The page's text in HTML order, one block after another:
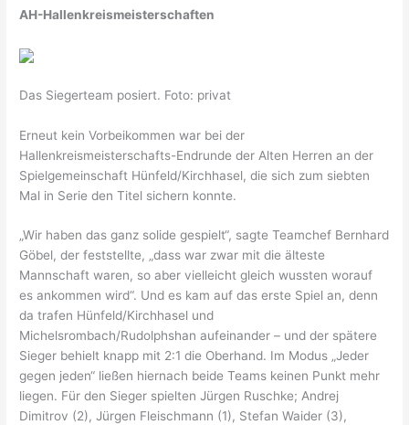
AH-Hallenkreismeisterschaften
Das Siegerteam posiert. Foto: privat
Erneut kein Vorbeikommen war bei der
Hallenkreismeisterschafts-Endrunde der Alten Herren an der
Spielgemeinschaft Hünfeld/Kirchhasel, die sich zum siebten
Mal in Serie den Titel sichern konnte.
„Wir haben das ganz solide gespielt“, sagte Teamchef Bernhard
Göbel, der feststellte, „dass war zwar mit die älteste
Mannschaft waren, so aber vielleicht gleich wussten worauf
es ankommen wird“. Und es kam auf das erste Spiel an, denn
da trafen Hünfeld/Kirchhasel und
Michelsrombach/Rudolphshan aufeinander – und der spätere
Sieger behielt knapp mit 2:1 die Oberhand. Im Modus „Jeder
gegen jeden“ ließen hiernach beide Teams keinen Punkt mehr
liegen. Für den Sieger spielten Jürgen Ruschke; Andrej
Dimitrov (2), Jürgen Fleischmann (1), Stefan Waider (3),